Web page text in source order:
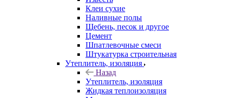
Клеи сухие
Наливные полы
Щебень, песок и другое
Цемент
Шпатлевочные смеси
Штукатурка строительная
Утеплитель, изоляция
Назад
Утеплитель, изоляция
Жидкая теплоизоляция